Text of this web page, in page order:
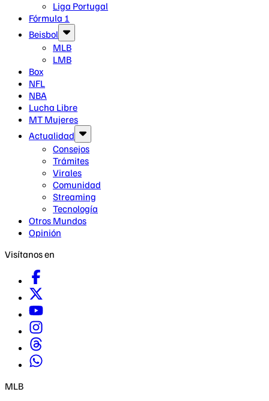
Liga Portugal
Fórmula 1
Beisbol
MLB
LMB
Box
NFL
NBA
Lucha Libre
MT Mujeres
Actualidad
Consejos
Trámites
Virales
Comunidad
Streaming
Tecnología
Otros Mundos
Opinión
Visítanos en
MLB